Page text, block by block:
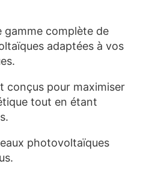
gamme complète de
adaptées à vos
conçus pour maximiser
tout en étant
photovoltaïques